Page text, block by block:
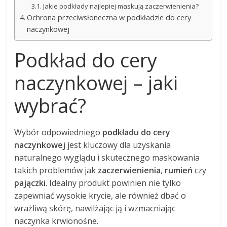
Jakie podkłady najlepiej maskują zaczerwienienia?
Ochrona przeciwsłoneczna w podkładzie do cery
naczynkowej
Podkład do cery
naczynkowej – jaki
wybrać?
Wybór odpowiedniego podkładu do cery
naczynkowej jest kluczowy dla uzyskania
naturalnego wyglądu i skutecznego maskowania
takich problemów jak zaczerwienienia, rumień czy
pajączki. Idealny produkt powinien nie tylko
zapewniać wysokie krycie, ale również dbać o
wrażliwą skórę, nawilżając ją i wzmacniając
naczynka krwionośne.